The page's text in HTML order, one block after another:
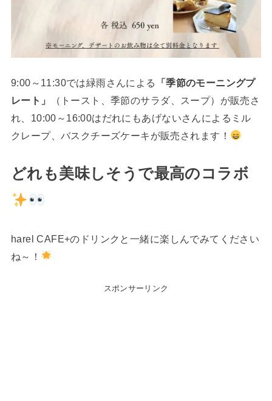
9:00～11:30では緑雨さんによる
「季節のモーニングプ
レート」
（トースト、季節のサラダ、スープ）が販売さ
れ、10:00～16:00はだれにもあげないさんによるミル
クレープ、バスクチーズケーキが販売されます！
どれも美味しそうで最高のコラボ
harel CAFE+のドリンクと一緒に楽しんでみてください
ね～！
スポンサーリンク